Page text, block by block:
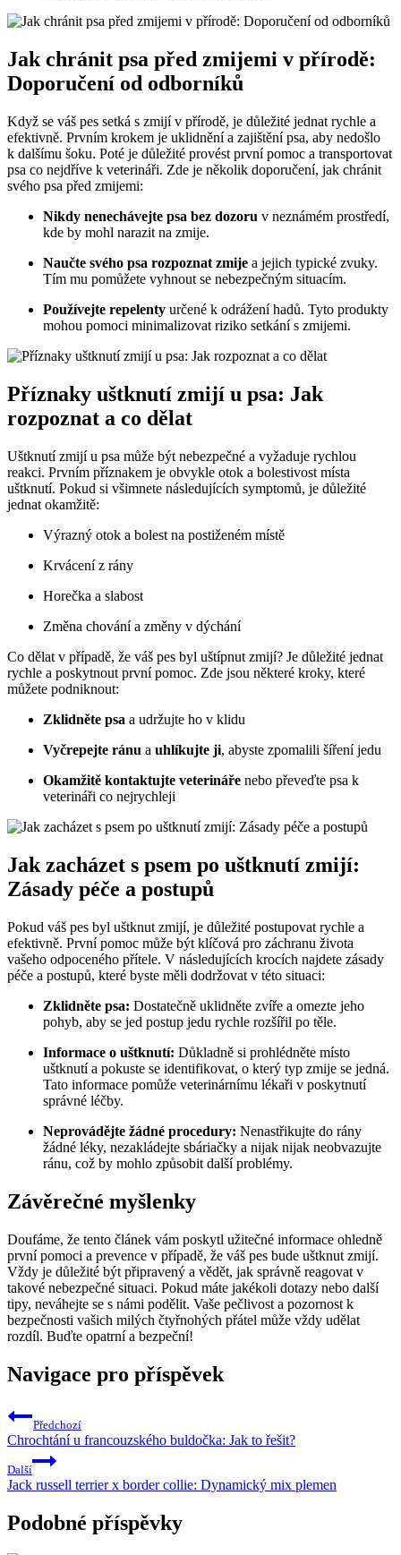
Jak chránit psa před zmijemi v přírodě:
Doporučení od odborníků
Když se váš pes setká s zmijí v přírodě, je důležité jednat rychle a
efektivně. Prvním krokem je uklidnění a zajištění psa, aby nedošlo
k dalšímu šoku. Poté je důležité provést první pomoc a transportovat
psa co nejdříve k veterináři. Zde je několik doporučení, jak chránit
svého psa před zmijemi:
Nikdy nenechávejte psa bez dozoru v neznámém prostředí,
kde by mohl narazit na zmije.
Naučte svého psa rozpoznat zmije a jejich typické zvuky.
Tím mu pomůžete vyhnout se nebezpečným situacím.
Používejte repelenty určené k odrážení hadů. Tyto produkty
mohou pomoci minimalizovat riziko setkání s zmijemi.
Příznaky uštknutí zmijí u psa: Jak
rozpoznat a co dělat
Uštknutí zmijí u psa může být nebezpečné a vyžaduje rychlou
reakci. Prvním příznakem je obvykle otok a bolestivost místa
uštknutí. Pokud si všimnete následujících symptomů, je důležité
jednat okamžitě:
Výrazný otok a bolest na postiženém místě
Krvácení z rány
Horečka a slabost
Změna chování a změny v dýchání
Co dělat v případě, že váš pes byl uštípnut zmijí? Je důležité jednat
rychle a poskytnout první pomoc. Zde jsou některé kroky, které
můžete podniknout:
Zklidněte psa a udržujte ho v klidu
Vyčrepejte ránu a uhlíkujte ji, abyste zpomalili šíření jedu
Okamžitě kontaktujte veterináře nebo převeďte psa k
veterináři co nejrychleji
Jak zacházet s psem po uštknutí zmijí:
Zásady péče a postupů
Pokud váš pes byl uštknut zmijí, je důležité postupovat rychle a
efektivně. První pomoc může být klíčová pro záchranu života
vašeho odpoceného přítele. V následujících krocích najdete zásady
péče a postupů, které byste měli dodržovat v této situaci:
Zklidněte psa: Dostatečně uklidněte zvíře a omezte jeho
pohyb, aby se jed postup jedu rychle rozšířil po těle.
Informace o uštknutí: Důkladně si prohlédněte místo
uštknutí a pokuste se identifikovat, o který typ zmije se jedná.
Tato informace pomůže veterinárnímu lékaři v poskytnutí
správné léčby.
Neprovádějte žádné procedury: Nenastřikujte do rány
žádné léky, nezakládejte sbáriačky a nijak nijak neobvazujte
ránu, což by mohlo způsobit další problémy.
Závěrečné myšlenky
Doufáme, že tento článek vám poskytl užitečné informace ohledně
první pomoci a prevence v případě, že váš pes bude uštknut zmijí.
Vždy je důležité být připravený a vědět, jak správně reagovat v
takové nebezpečné situaci. Pokud máte jakékoli dotazy nebo další
tipy, neváhejte se s námi podělit. Vaše pečlivost a pozornost k
bezpečnosti vašich milých čtyřnohých přátel může vždy udělat
rozdíl. Buďte opatrní a bezpeční!
Navigace pro příspěvek
Předchozí
Chrochtání u francouzského buldočka: Jak to řešit?
Další
Jack russell terrier x border collie: Dynamický mix plemen
Podobné příspěvky